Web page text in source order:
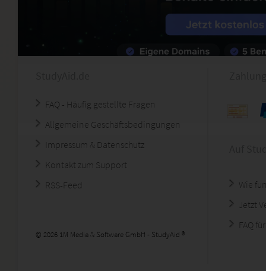
FAQ - Häufig gestellte Fragen
Allgemeine Geschäftsbedingungen
Impressum & Datenschutz
Kontakt zum Support
RSS-Feed
© 2026 1M Media & Software GmbH - StudyAid ®
Wie
Jetzt
FAQ